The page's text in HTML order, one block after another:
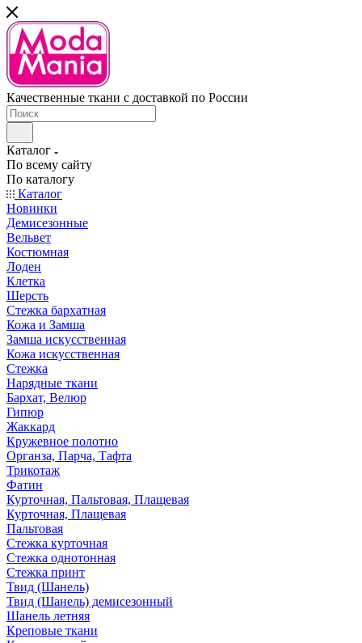
Качественные ткани с доставкой по России
Каталог
По всему сайту
По каталогу
Каталог
Новинки
Демисезонные
Вельвет
Костюмная
Лоден
Клетка
Шерсть
Стежка бархатная
Кожа и Замша
Замша искусственная
Кожа искусственная
Стежка
Нарядные ткани
Бархат, Велюр
Гипюр
Жаккард
Кружевное полотно
Органза, Парча, Тафта
Трикотаж
Фатин
Курточная, Пальтовая, Плащевая
Курточная, Плащевая
Пальтовая
Стежка курточная
Стежка однотонная
Стежка принт
Твид (Шанель)
Твид (Шанель) демисезонный
Шанель летняя
Креповые ткани